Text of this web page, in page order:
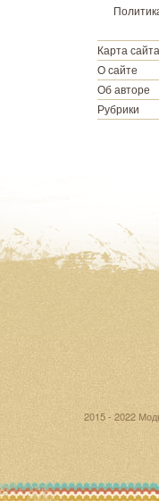
Карта сайта
О сайте
Об авторе
Рубрики
2015 - 2022